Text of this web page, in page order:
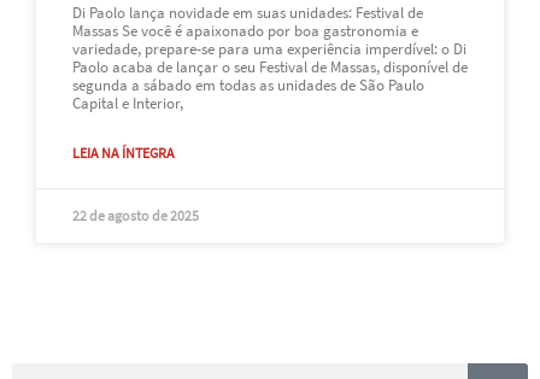
Di Paolo lança novidade em suas unidades: Festival de
Massas Se você é apaixonado por boa gastronomia e
variedade, prepare-se para uma experiência imperdível: o Di
Paolo acaba de lançar o seu Festival de Massas, disponível de
segunda a sábado em todas as unidades de São Paulo
Capital e Interior,
LEIA NA ÍNTEGRA
22 de agosto de 2025